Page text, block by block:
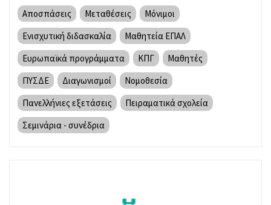
Αποσπάσεις
Μεταθέσεις
Μόνιμοι
Ενισχυτική διδασκαλία
Μαθητεία ΕΠΑΛ
Ευρωπαϊκά προγράμματα
ΚΠΓ
Μαθητές
ΠΥΣΔΕ
Διαγωνισμοί
Νομοθεσία
Πανελλήνιες εξετάσεις
Πειραματικά σχολεία
Σεμινάρια - συνέδρια